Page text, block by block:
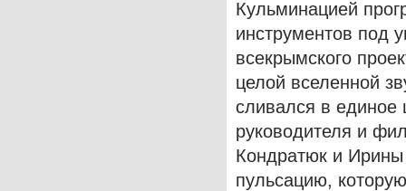
Кульминацией
инструментов под
всекрымского
целой вселенной
сливался в единое
руководителя и
Кондратюк и
пульсацию,